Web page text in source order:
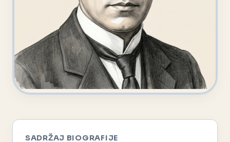
SADRŽAJ BIOGRAFIJE